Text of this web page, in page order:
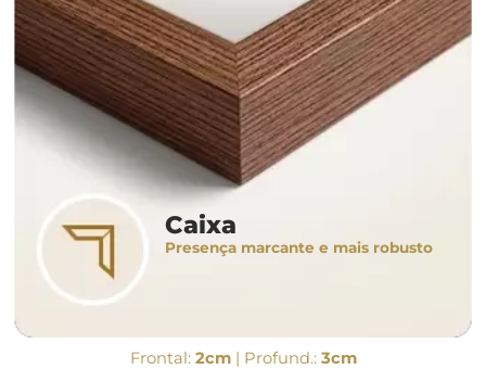
Caixa
Presença marcante e mais robusto
Frontal: 2cm| Profund.: 3cm